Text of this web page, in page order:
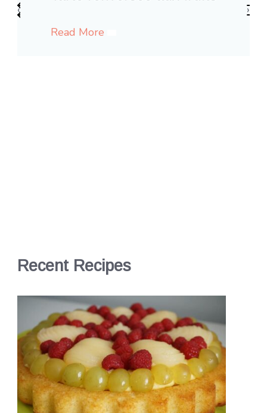
Gaufres comme à la fête
‹ ›
Recent Recipes